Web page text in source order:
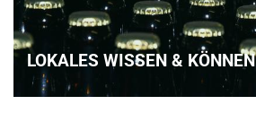
LOKALES WISSEN & KÖNNEN